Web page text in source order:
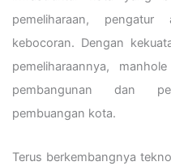
pemeliharaan,
kebocoran. Dengan
pemeliharaannya,
pembangunan dan
pembuangan kota.
Terus berkembangnya